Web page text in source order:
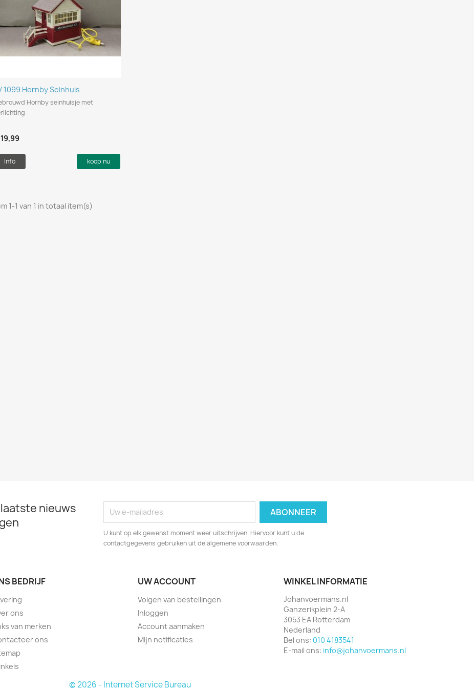
Snel bekijken
1099 Hornby Seinhuis
Hornby seinhuisje met
Info koop nu
1-1 van 1 in totaal item(s)
nieuws
U kunt op elk gewenst moment weer uitschrijven. Hiervoor kunt u de
contactgegevens gebruiken uit de algemene voorwaarden.
BEDRIJF
ons
van merken
ons
UW ACCOUNT
Volgen van bestellingen
Inloggen
Account aanmaken
Mijn notificaties
WINKEL INFORMATIE
Johanvoermans.nl
Ganzerikplein 2-A
3053 EA Rotterdam
Nederland
Bel ons: 010 4183541
E-mail ons: info@johanvoermans.nl
© 2026 - Internet Service Bureau